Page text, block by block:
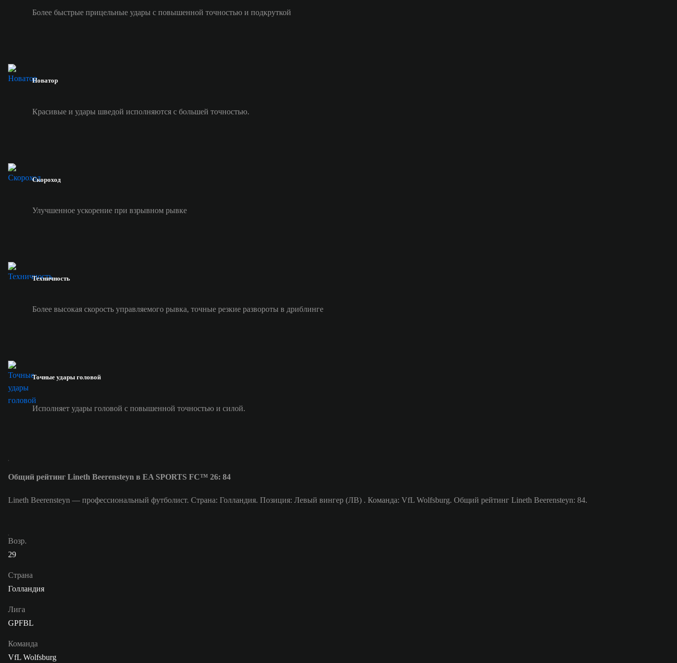
Более быстрые прицельные удары с повышенной точностью и подкруткой
Новатор
Красивые и удары шведой исполняются с большей точностью.
Скороход
Улучшенное ускорение при взрывном рывке
Техничность
Более высокая скорость управляемого рывка, точные резкие развороты в дриблинге
Точные удары головой
Исполняет удары головой с повышенной точностью и силой.
Общий рейтинг Lineth Beerensteyn в EA SPORTS FC™ 26: 84
Lineth Beerensteyn — профессиональный футболист. Страна: Голландия. Позиция: Левый вингер (ЛВ) . Команда: VfL Wolfsburg. Общий рейтинг Lineth Beerensteyn: 84.
Возр.
29
Страна
Голландия
Лига
GPFBL
Команда
VfL Wolfsburg